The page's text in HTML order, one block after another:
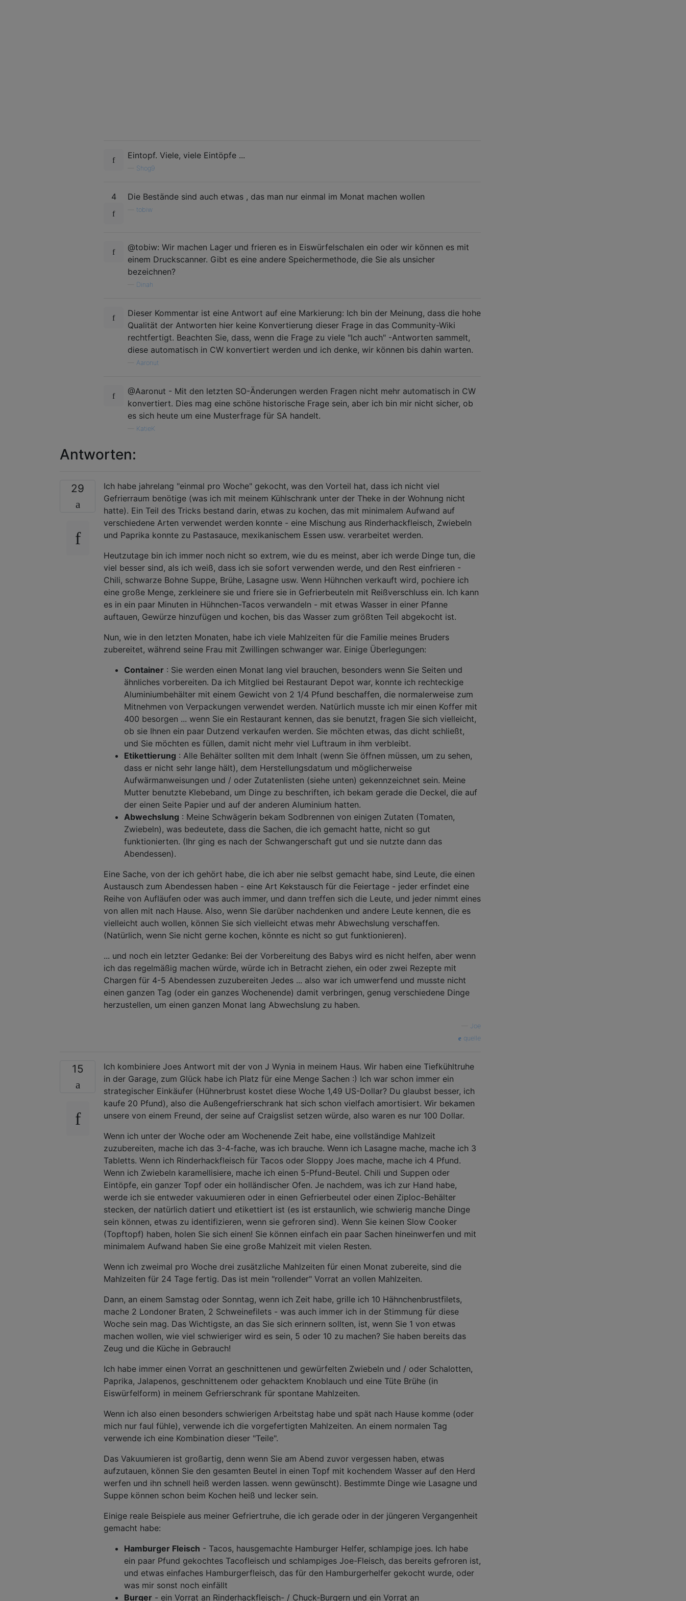
Eintopf. Viele, viele Eintöpfe ...
Shog9
4 Die Bestände sind auch etwas , das man nur einmal im Monat machen wollen
tobiw
@tobiw: Wir machen Lager und frieren es in Eiswürfelschalen ein oder wir können es mit
einem Druckscanner. Gibt es eine andere Speichermethode, die Sie als unsicher
bezeichnen?
Dinah
Dieser Kommentar ist eine Antwort auf eine Markierung: Ich bin der Meinung, dass die hohe
Qualität der Antworten hier keine Konvertierung dieser Frage in das Community-Wiki
rechtfertigt. Beachten Sie, dass, wenn die Frage zu viele "Ich auch" -Antworten sammelt,
diese automatisch in CW konvertiert werden und ich denke, wir können bis dahin warten.
Aaronut
@Aaronut - Mit den letzten SO-Änderungen werden Fragen nicht mehr automatisch in CW
konvertiert. Dies mag eine schöne historische Frage sein, aber ich bin mir nicht sicher, ob
es sich heute um eine Musterfrage für SA handelt.
KatieK
Antworten:
29
Ich habe jahrelang "einmal pro Woche" gekocht, was den Vorteil hat, dass ich nicht viel
Gefrierraum benötige (was ich mit meinem Kühlschrank unter der Theke in der Wohnung nicht
hatte). Ein Teil des Tricks bestand darin, etwas zu kochen, das mit minimalem Aufwand auf
verschiedene Arten verwendet werden konnte - eine Mischung aus Rinderhackfleisch, Zwiebeln
und Paprika konnte zu Pastasauce, mexikanischem Essen usw. verarbeitet werden.
Heutzutage bin ich immer noch nicht so extrem, wie du es meinst, aber ich werde Dinge tun, die
viel besser sind, als ich weiß, dass ich sie sofort verwenden werde, und den Rest einfrieren -
Chili, schwarze Bohne Suppe, Brühe, Lasagne usw. Wenn Hühnchen verkauft wird, pochiere ich
eine große Menge, zerkleinere sie und friere sie in Gefrierbeuteln mit Reißverschluss ein. Ich kann
es in ein paar Minuten in Hühnchen-Tacos verwandeln - mit etwas Wasser in einer Pfanne
auftauen, Gewürze hinzufügen und kochen, bis das Wasser zum größten Teil abgekocht ist.
Nun, wie in den letzten Monaten, habe ich viele Mahlzeiten für die Familie meines Bruders
zubereitet, während seine Frau mit Zwillingen schwanger war. Einige Überlegungen:
Container : Sie werden einen Monat lang viel brauchen, besonders wenn Sie Seiten und
ähnliches vorbereiten. Da ich Mitglied bei Restaurant Depot war, konnte ich rechteckige
Aluminiumbehälter mit einem Gewicht von 2 1/4 Pfund beschaffen, die normalerweise zum
Mitnehmen von Verpackungen verwendet werden. Natürlich musste ich mir einen Koffer mit
400 besorgen ... wenn Sie ein Restaurant kennen, das sie benutzt, fragen Sie sich vielleicht,
ob sie Ihnen ein paar Dutzend verkaufen werden. Sie möchten etwas, das dicht schließt,
und Sie möchten es füllen, damit nicht mehr viel Luftraum in ihm verbleibt.
Etikettierung : Alle Behälter sollten mit dem Inhalt (wenn Sie öffnen müssen, um zu sehen,
dass er nicht sehr lange hält), dem Herstellungsdatum und möglicherweise
Aufwärmanweisungen und / oder Zutatenlisten (siehe unten) gekennzeichnet sein. Meine
Mutter benutzte Klebeband, um Dinge zu beschriften, ich bekam gerade die Deckel, die auf
der einen Seite Papier und auf der anderen Aluminium hatten.
Abwechslung : Meine Schwägerin bekam Sodbrennen von einigen Zutaten (Tomaten,
Zwiebeln), was bedeutete, dass die Sachen, die ich gemacht hatte, nicht so gut
funktionierten. (Ihr ging es nach der Schwangerschaft gut und sie nutzte dann das
Abendessen).
Eine Sache, von der ich gehört habe, die ich aber nie selbst gemacht habe, sind Leute, die einen
Austausch zum Abendessen haben - eine Art Kekstausch für die Feiertage - jeder erfindet eine
Reihe von Aufläufen oder was auch immer, und dann treffen sich die Leute, und jeder nimmt eines
von allen mit nach Hause. Also, wenn Sie darüber nachdenken und andere Leute kennen, die es
vielleicht auch wollen, können Sie sich vielleicht etwas mehr Abwechslung verschaffen.
(Natürlich, wenn Sie nicht gerne kochen, könnte es nicht so gut funktionieren).
... und noch ein letzter Gedanke: Bei der Vorbereitung des Babys wird es nicht helfen, aber wenn
ich das regelmäßig machen würde, würde ich in Betracht ziehen, ein oder zwei Rezepte mit
Chargen für 4-5 Abendessen zuzubereiten Jedes ... also war ich umwerfend und musste nicht
einen ganzen Tag (oder ein ganzes Wochenende) damit verbringen, genug verschiedene Dinge
herzustellen, um einen ganzen Monat lang Abwechslung zu haben.
Joe
quelle
15
Ich kombiniere Joes Antwort mit der von J Wynia in meinem Haus. Wir haben eine Tiefkühltruhe
in der Garage, zum Glück habe ich Platz für eine Menge Sachen :) Ich war schon immer ein
strategischer Einkäufer (Hühnerbrust kostet diese Woche 1,49 US-Dollar? Du glaubst besser, ich
kaufe 20 Pfund), also die Außengefrierschrank hat sich schon vielfach amortisiert. Wir bekamen
unsere von einem Freund, der seine auf Craigslist setzen würde, also waren es nur 100 Dollar.
Wenn ich unter der Woche oder am Wochenende Zeit habe, eine vollständige Mahlzeit
zuzubereiten, mache ich das 3-4-fache, was ich brauche. Wenn ich Lasagne mache, mache ich 3
Tabletts. Wenn ich Rinderhackfleisch für Tacos oder Sloppy Joes mache, mache ich 4 Pfund.
Wenn ich Zwiebeln karamellisiere, mache ich einen 5-Pfund-Beutel. Chili und Suppen oder
Eintöpfe, ein ganzer Topf oder ein holländischer Ofen. Je nachdem, was ich zur Hand habe,
werde ich sie entweder vakuumieren oder in einen Gefrierbeutel oder einen Ziploc-Behälter
stecken, der natürlich datiert und etikettiert ist (es ist erstaunlich, wie schwierig manche Dinge
sein können, etwas zu identifizieren, wenn sie gefroren sind). Wenn Sie keinen Slow Cooker
(Topftopf) haben, holen Sie sich einen! Sie können einfach ein paar Sachen hineinwerfen und mit
minimalem Aufwand haben Sie eine große Mahlzeit mit vielen Resten.
Wenn ich zweimal pro Woche drei zusätzliche Mahlzeiten für einen Monat zubereite, sind die
Mahlzeiten für 24 Tage fertig. Das ist mein "rollender" Vorrat an vollen Mahlzeiten.
Dann, an einem Samstag oder Sonntag, wenn ich Zeit habe, grille ich 10 Hähnchenbrustfilets,
mache 2 Londoner Braten, 2 Schweinefilets - was auch immer ich in der Stimmung für diese
Woche sein mag. Das Wichtigste, an das Sie sich erinnern sollten, ist, wenn Sie 1 von etwas
machen wollen, wie viel schwieriger wird es sein, 5 oder 10 zu machen? Sie haben bereits das
Zeug und die Küche in Gebrauch!
Ich habe immer einen Vorrat an geschnittenen und gewürfelten Zwiebeln und / oder Schalotten,
Paprika, Jalapenos, geschnittenem oder gehacktem Knoblauch und eine Tüte Brühe (in
Eiswürfelform) in meinem Gefrierschrank für spontane Mahlzeiten.
Wenn ich also einen besonders schwierigen Arbeitstag habe und spät nach Hause komme (oder
mich nur faul fühle), verwende ich die vorgefertigten Mahlzeiten. An einem normalen Tag
verwende ich eine Kombination dieser "Teile".
Das Vakuumieren ist großartig, denn wenn Sie am Abend zuvor vergessen haben, etwas
aufzutauen, können Sie den gesamten Beutel in einen Topf mit kochendem Wasser auf den Herd
werfen und ihn schnell heiß werden lassen. wenn gewünscht). Bestimmte Dinge wie Lasagne und
Suppe können schon beim Kochen heiß und lecker sein.
Einige reale Beispiele aus meiner Gefriertruhe, die ich gerade oder in der jüngeren Vergangenheit
gemacht habe:
Hamburger Fleisch - Tacos, hausgemachte Hamburger Helfer, schlampige joes. Ich habe
ein paar Pfund gekochtes Tacofleisch und schlampiges Joe-Fleisch, das bereits gefroren ist,
und etwas einfaches Hamburgerfleisch, das für den Hamburgerhelfer gekocht wurde, oder
was mir sonst noch einfällt
Burger - ein Vorrat an Rinderhackfleisch- / Chuck-Burgern und ein Vorrat an